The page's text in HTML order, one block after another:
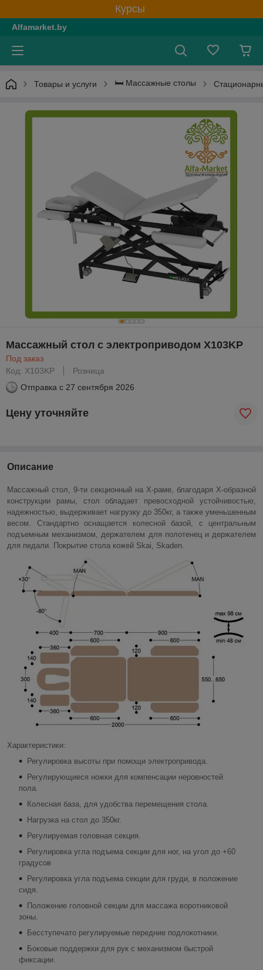
Курсы
Alfamarket.by
Товары и услуги 🛏 Массажные столы
Массажный стол c электроприводом X103KP
Под заказ
Код: X103KP
Розница
Отправка с 27 сентября 2026
Цену уточняйте
Описание
Массажный стол, 9-ти секционный на Х-раме, благодаря Х-образной
конструкции рамы, стол обладает превосходной устойчивостью,
надежностью, выдерживает нагрузку до 350кг, а также уменьшенным
весом. Стандартно оснащается колесной базой, с центральным
подъемным механизмом, держателем для полотенец и держателем
для педали. Покрытие стола кожей Skai, Skaden.
Характеристики:
Регулировка высоты при помощи электропривода.
Регулирующиеся ножки для компенсации неровностей
пола.
Колесная база, для удобства перемещения стола.
Нагрузка на стол до 350кг.
Регулируемая головная секция.
Регулировка угла подъема секции для ног, на угол до +60
градусов
Регулировка угла подъема секции для груди, в положение
сидя.
Положение головной секции для массажа воротниковой
зоны.
Бесступечато регулируемые передние подлокотники.
Боковые поддержки для рук с механизмом быстрой
фиксации.